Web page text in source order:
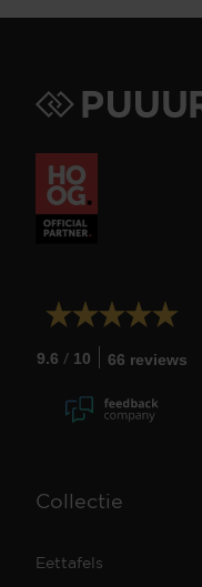
9.6 / 10 66 reviews
Collectie
Eettafels